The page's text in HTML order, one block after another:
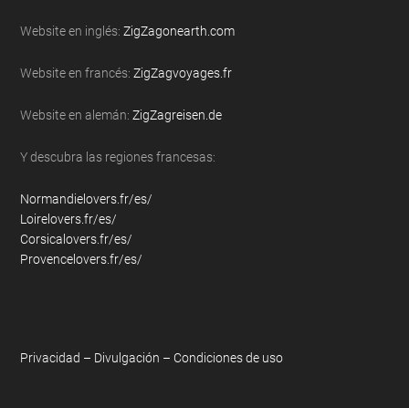
Website en inglés:ZigZagonearth.com
Website en francés:ZigZagvoyages.fr
Website en alemán:ZigZagreisen.de
Y descubra las regiones francesas:
Normandielovers.fr/es/
Loirelovers.fr/es/
Corsicalovers.fr/es/
Provencelovers.fr/es/
Privacidad – Divulgación – Condiciones de uso